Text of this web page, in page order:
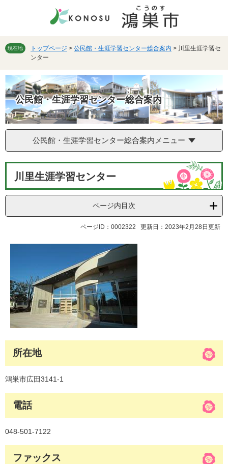
先
を
て
本
文
へ
現在地 トップページ > 公民館・生涯学習センター総合案内 > 川里生涯学習セ
ンター
公民館・生涯学習センター総合案内
公民館・生涯学習センター総合案内メニュー
川里生涯学習センター
ページ内目次
ページID：0002322 更新日：2023年2月28日更新
所在地
鴻巣市広田3141-1
電話
048-501‐7122
ファックス